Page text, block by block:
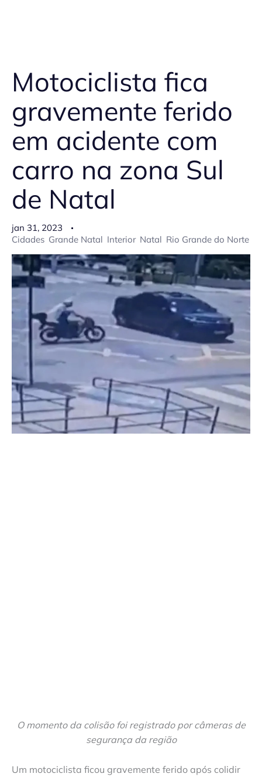
Motociclista fica
gravemente ferido
em acidente com
carro na zona Sul
de Natal
jan 31, 2023
Cidades Grande Natal Interior Natal Rio Grande do Norte
O momento da colisão foi registrado por câmeras de
segurança da região
Um motociclista ficou gravemente ferido após colidir